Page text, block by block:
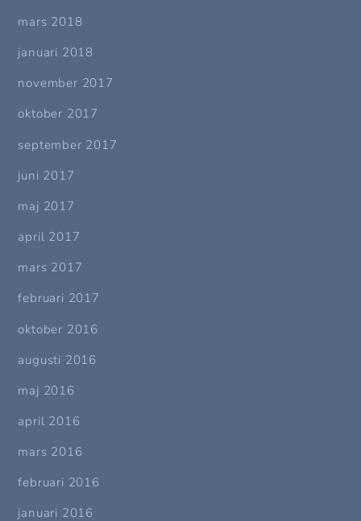
mars 2018
januari 2018
november 2017
oktober 2017
september 2017
juni 2017
maj 2017
april 2017
mars 2017
februari 2017
oktober 2016
augusti 2016
maj 2016
april 2016
mars 2016
februari 2016
januari 2016